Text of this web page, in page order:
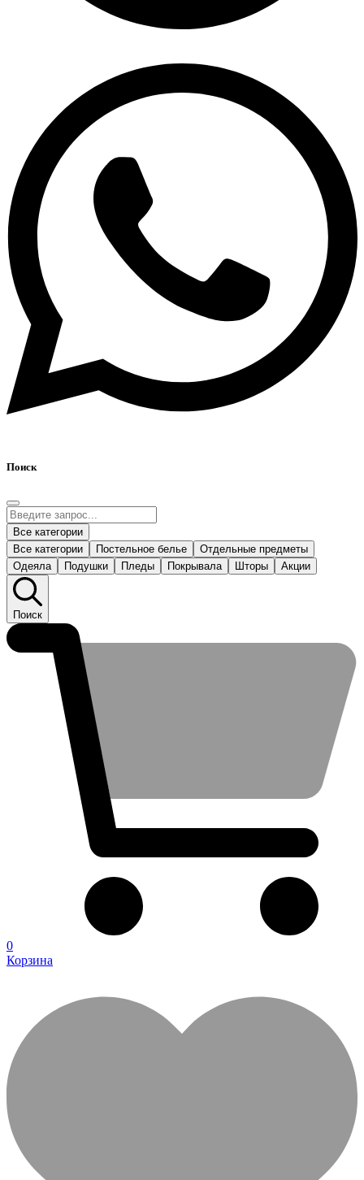
Поиск
Все категории
Все категории
Постельное белье
Отдельные предметы
Одеяла
Подушки Пледы Покрывала Шторы Акции
Поиск
0
Корзина